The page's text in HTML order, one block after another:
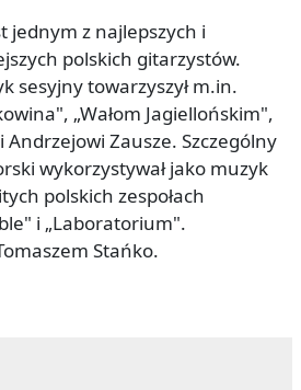
jednym z najlepszych i
polskich gitarzystów.
sesyjny towarzyszył m.in.
„Wałom Jagiellońskim",
Andrzejowi Zausze. Szczególny
wykorzystywał jako muzyk
polskich zespołach
i „Laboratorium".
Stańko.